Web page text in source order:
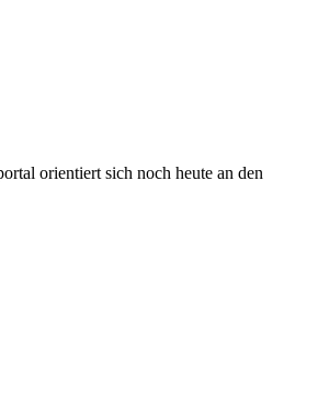
orientiert sich noch heute an den